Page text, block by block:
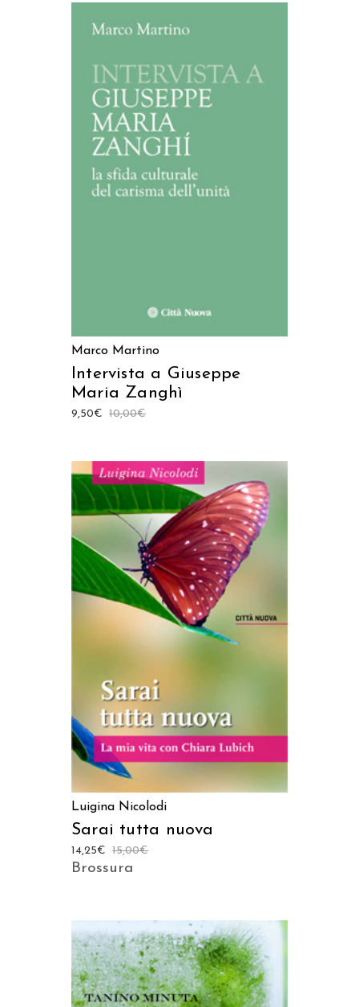
AGGIUNGI AL CARRELLO
Marco Martino
Intervista a Giuseppe
Maria Zanghì
10,00€
9,50€
AGGIUNGI AL CARRELLO
Luigina Nicolodi
Sarai tutta nuova
15,00€
14,25€
Brossura